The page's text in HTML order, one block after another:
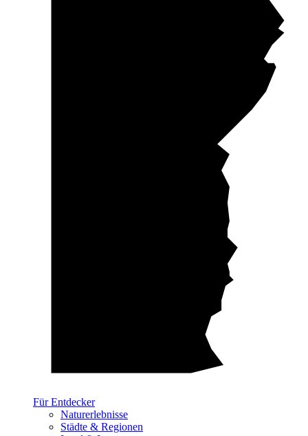
Für Entdecker
Naturerlebnisse
Städte & Regionen